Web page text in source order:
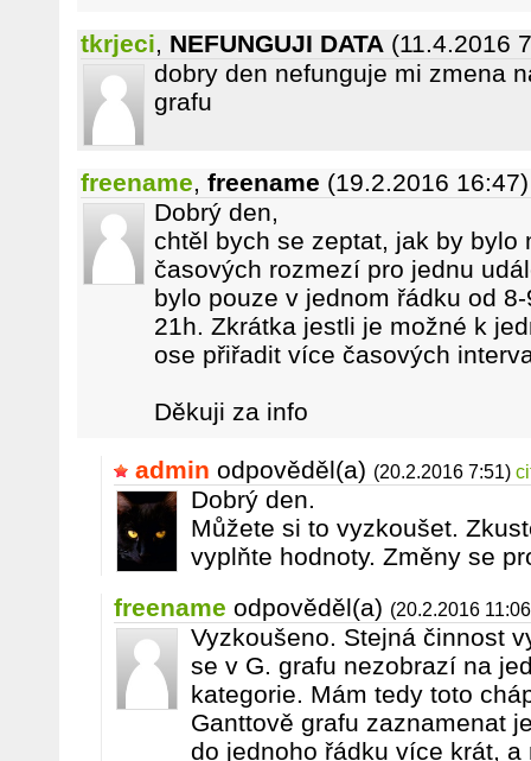
tkrjeci, NEFUNGUJI DATA (11.4.2016
dobry den nefunguje mi zmena
grafu
freename, freename (19.2.2016 16:47)
Dobrý den,
chtěl bych se zeptat, jak by bylo
časových rozmezí pro jednu
bylo pouze v jednom řádku od
21h. Zkrátka jestli je možné k
ose přiřadit více časových
Děkuji za info
admin odpověděl(a) (20.2.2016 7:51)
Dobrý den.
Můžete si to vyzkoušet.
vyplňte hodnoty. Změny se
freename odpověděl(a) (20.2.2016
Vyzkoušeno. Stejná činnost
se v G. grafu nezobrazí na
kategorie. Mám tedy toto
Ganttově grafu zaznamenat
do jednoho řádku více krát,